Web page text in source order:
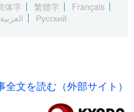
体字 繁體字
Français
العربية Русский
全文を読む（外部サイト）